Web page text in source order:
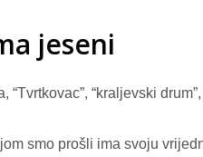
jeseni
“kraljevski drum”,
smo prošli ima svoju